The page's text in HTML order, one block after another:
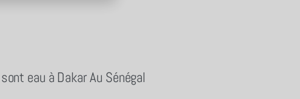
eau à Dakar Au Sénégal